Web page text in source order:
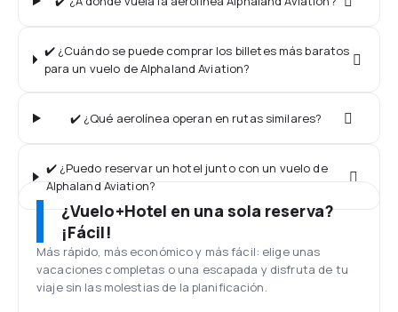
✔️ ¿Cuándo se puede comprar los billetes más baratos
para un vuelo de Alphaland Aviation?
✔️ ¿Qué aerolínea operan en rutas similares?
✔️ ¿Puedo reservar un hotel junto con un vuelo de
Alphaland Aviation?
¿Vuelo+Hotel en una sola reserva?
¡Fácil!
Más rápido, más económico y más fácil: elige unas
vacaciones completas o una escapada y disfruta de tu
viaje sin las molestias de la planificación.